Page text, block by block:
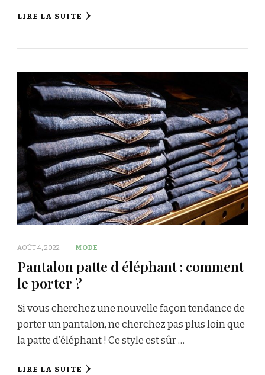
LIRE LA SUITE
AOÛT 4, 2022 MODE
Pantalon patte d éléphant : comment
le porter ?
Si vous cherchez une nouvelle façon tendance de
porter un pantalon, ne cherchez pas plus loin que
la patte d’éléphant ! Ce style est sûr …
LIRE LA SUITE